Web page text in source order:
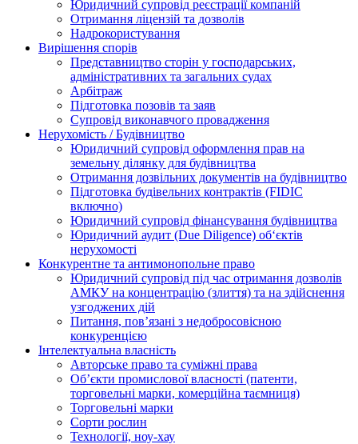
Юридичний супровід реєстрації компаній
Отримання ліцензій та дозволів
Надрокористування
Вирішення спорів
Представництво сторін у господарських,
адміністративних та загальних судах
Арбітраж
Підготовка позовів та заяв
Супровід виконавчого провадження
Нерухомість / Будівництво
Юридичний супровід оформлення прав на
земельну ділянку для будівництва
Отримання дозвільних документів на будівництво
Підготовка будівельних контрактів (FIDIC
включно)
Юридичний супровід фінансування будівництва
Юридичний аудит (Due Diligence) об‘єктів
нерухомості
Конкурентне та антимонопольне право
Юридичний супровід під час отримання дозволів
АМКУ на концентрацію (злиття) та на здійснення
узгоджених дій
Питання, пов’язані з недобросовісною
конкуренцією
Інтелектуальна власність
Авторське право та суміжні права
Oб’єкти промислової власності (патенти,
торговельні марки, комерційна таємниця)
Торговельні марки
Сорти рослин
Технології, ноу-хау